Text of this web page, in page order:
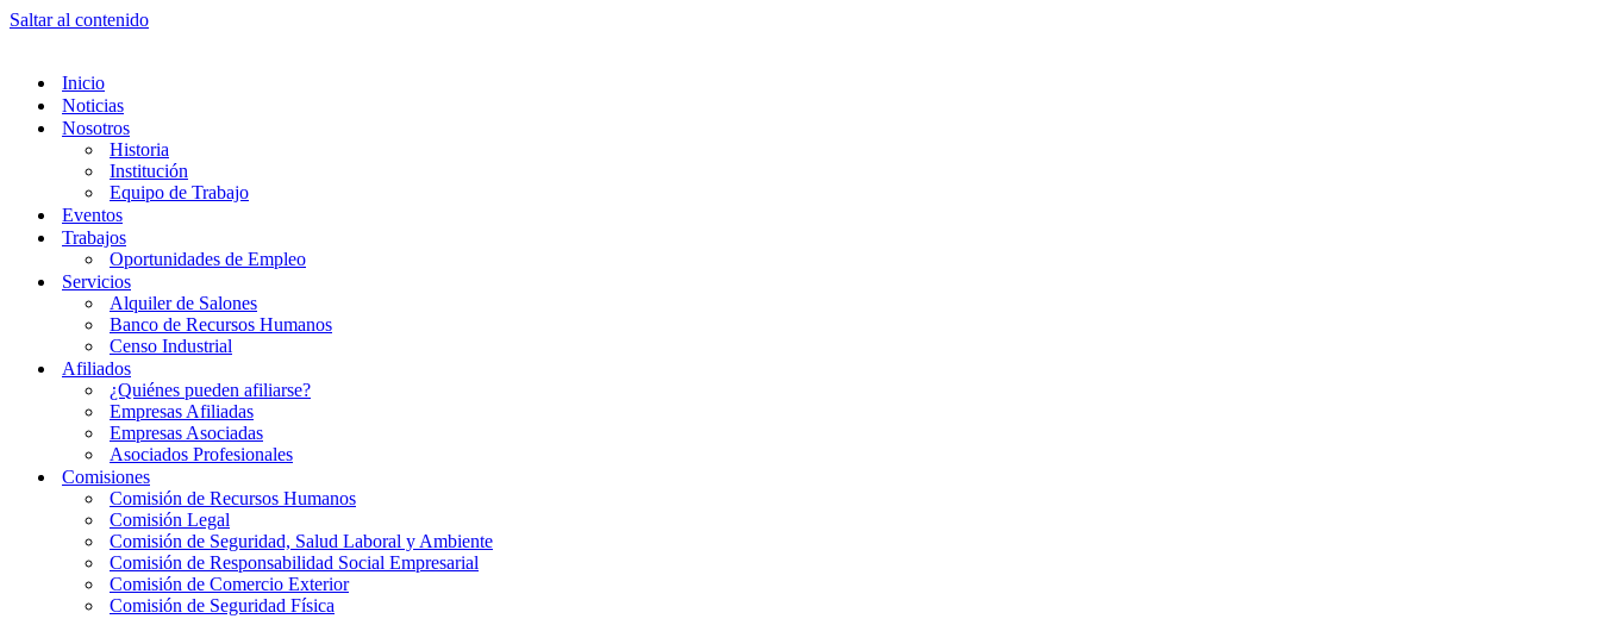
Saltar al contenido
Inicio
Noticias
Nosotros
Historia
Institución
Equipo de Trabajo
Eventos
Trabajos
Oportunidades de Empleo
Servicios
Alquiler de Salones
Banco de Recursos Humanos
Censo Industrial
Afiliados
¿Quiénes pueden afiliarse?
Empresas Afiliadas
Empresas Asociadas
Asociados Profesionales
Comisiones
Comisión de Recursos Humanos
Comisión Legal
Comisión de Seguridad, Salud Laboral y Ambiente
Comisión de Responsabilidad Social Empresarial
Comisión de Comercio Exterior
Comisión de Seguridad Física